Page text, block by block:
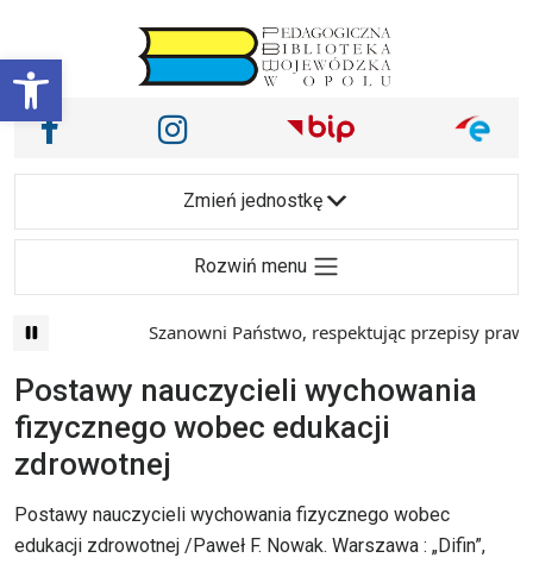
Otwórz pasek narzędzi
Main Navigation
Nasze media społecznościowe i inne
Facebook Instagram
Zmień jednostkę
Rozwiń menu
Szanowni Państwo, respektując przepisy
Postawy nauczycieli wychowania
fizycznego wobec edukacji
zdrowotnej
Postawy nauczycieli wychowania fizycznego wobec
edukacji zdrowotnej /Paweł F. Nowak. Warszawa : „Difin”,